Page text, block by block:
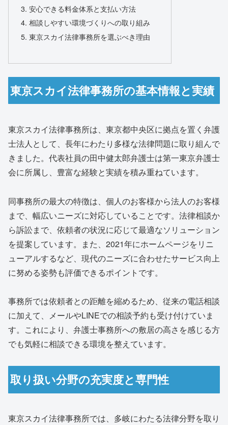
安心できる料金体系と支払い方法
相談しやすい環境づくりへの取り組み
東京スカイ法律事務所を選ぶべき理由
東京スカイ法律事務所の基本情報と実績
東京スカイ法律事務所は、東京都中央区に拠点を置く弁護
士法人として、長年にわたり多様な法律問題に取り組んで
きました。代表社員の田中健太郎弁護士は第一東京弁護士
会に所属し、豊富な経験と実績を積み重ねています。
同事務所の最大の特徴は、個人のお客様から法人のお客様
まで、幅広いニーズに対応していることです。法律相談か
ら訴訟まで、依頼者の状況に応じて最適なソリューション
を提案しています。また、2021年にホームページをリニ
ューアルするなど、現代のニーズに合わせたサービス向上
に努める姿勢も評価できるポイントです。
事務所では依頼者との距離を縮めるため、従来の電話相談
に加えて、メールやLINEでの相談予約も受け付けていま
す。これにより、弁護士事務所への敷居の高さを感じる方
でも気軽に相談できる環境を整えています。
取り扱い分野の充実度と専門性
東京スカイ法律事務所では、多岐にわたる法律分野を取り